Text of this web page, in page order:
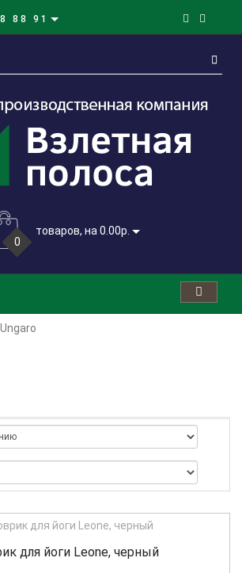
88 91
0
товаров, на 0.00р.
Ungaro
для йоги Leone, черный